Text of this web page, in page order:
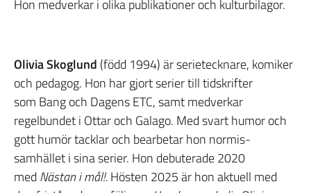
Hon medverkar i olika publikationer och kulturbilagor.
Olivia Skoglund (född 1994) är serietecknare, komiker
och pedagog. Hon har gjort serier till tidskrifter
som Bang och Dagens ETC, samt medverkar
regelbundet i Ottar och Galago. Med svart humor och
gott humör tacklar och bearbetar hon normis-
samhället i sina serier. Hon debuterade 2020
med Nästan i mål!.Hösten 2025 är hon aktuell med